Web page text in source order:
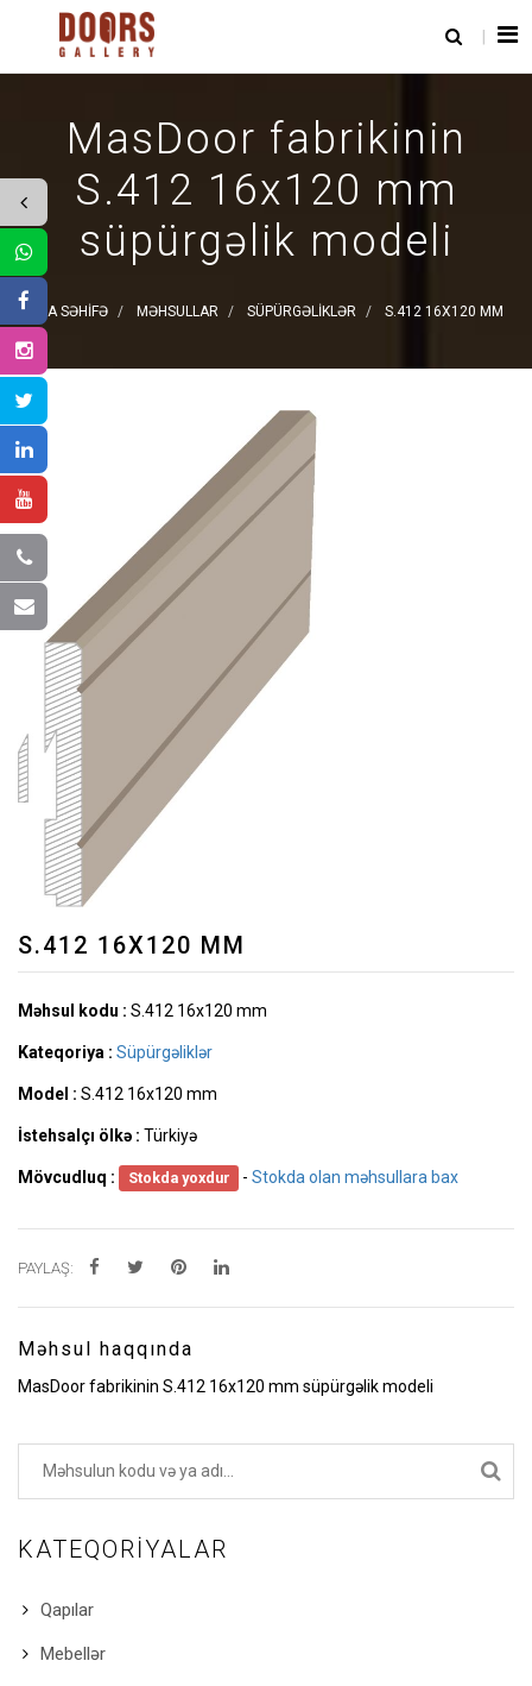
MasDoor fabrikinin
S.412 16x120 mm
süpürgəlik modeli
ANA SƏHIFƏ MƏHSULLAR SÜPÜRGƏLIKLƏR S.412 16X120 MM
S.412 16X120 MM
Məhsul kodu : S.412 16x120 mm
Kateqoriya : Süpürgəliklər
Model : S.412 16x120 mm
İstehsalçı ölkə : Türkiyə
Mövcudluq : Stokda yoxdur -Stokda olan məhsullara bax
PAYLAŞ:
Məhsul haqqında
MasDoor fabrikinin S.412 16x120 mm süpürgəlik modeli
KATEQORIYALAR
Qapılar
Mebellər